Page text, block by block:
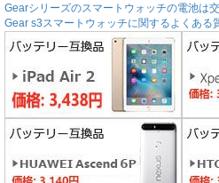
Gearシリーズのスマートウォッチの電池は
Gear s3スマートウォッチに関するよくある